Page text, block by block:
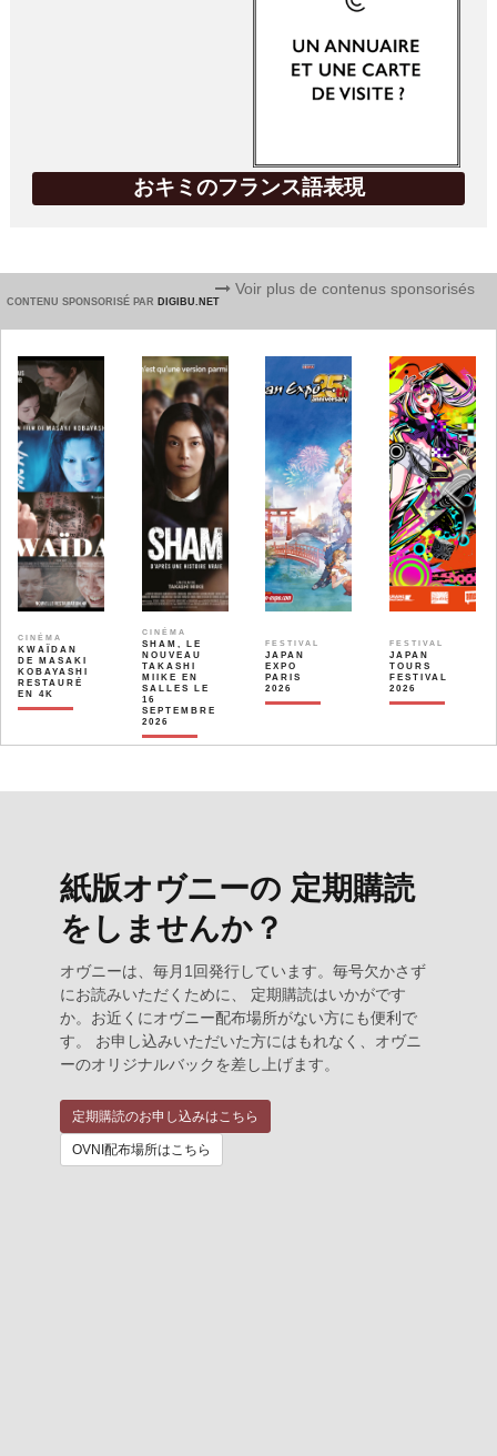
おキミのフランス語表現
CONTENU SPONSORISÉ PAR DIGIBU.NET
Voir plus de contenus sponsorisés
CINÉMA
KWAÏDAN
DE MASAKI
KOBAYASHI
RESTAURÉ
EN 4K
CINÉMA
SHAM, LE
NOUVEAU
TAKASHI
MIIKE EN
SALLES LE
16
SEPTEMBRE
2026
FESTIVAL
JAPAN
EXPO
PARIS
2026
FESTIVAL
JAPAN
TOURS
FESTIVAL
2026
紙版オヴニーの 定期購読
をしませんか？
オヴニーは、毎月1回発行しています。毎号欠かさず
にお読みいただくために、 定期購読はいかがです
か。お近くにオヴニー配布場所がない方にも便利で
す。 お申し込みいただいた方にはもれなく、オヴニ
ーのオリジナルバックを差し上げます。
定期購読のお申し込みはこちら
OVNI配布場所はこちら